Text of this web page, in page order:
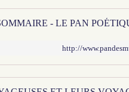
- LE PAN
http://